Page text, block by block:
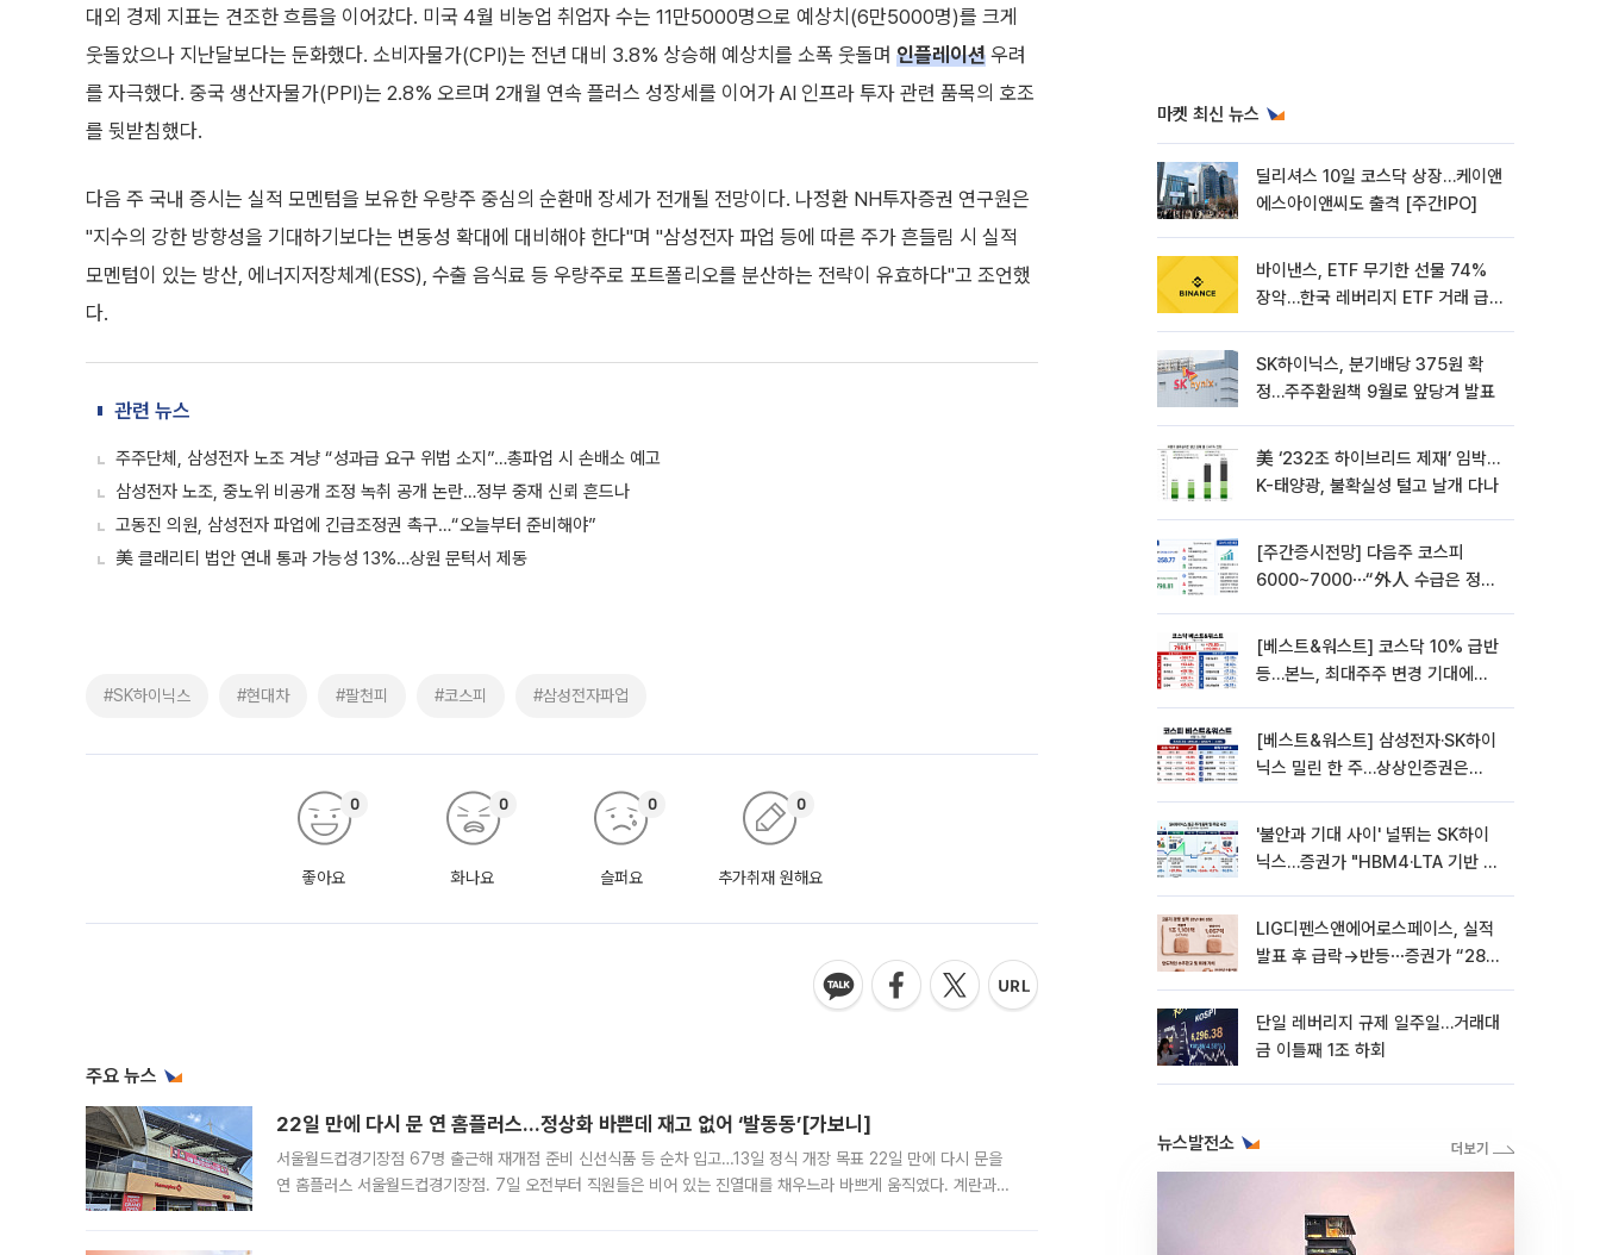
대외 경제 지표는 견조한 흐름을 이어갔다. 미국 4월 비농업 취업자 수는 11만5000명으로 예상치(6만5000명)를 크게
웃돌았으나 지난달보다는 둔화했다. 소비자물가(CPI)는 전년 대비 3.8% 상승해 예상치를 소폭 웃돌며 인플레이션 우려
를 자극했다. 중국 생산자물가(PPI)는 2.8% 오르며 2개월 연속 플러스 성장세를 이어가 AI 인프라 투자 관련 품목의 호조
를 뒷받침했다.
다음 주 국내 증시는 실적 모멘텀을 보유한 우량주 중심의 순환매 장세가 전개될 전망이다. 나정환 NH투자증권 연구원은
"지수의 강한 방향성을 기대하기보다는 변동성 확대에 대비해야 한다"며 "삼성전자 파업 등에 따른 주가 흔들림 시 실적
모멘텀이 있는 방산, 에너지저장체계(ESS), 수출 음식료 등 우량주로 포트폴리오를 분산하는 전략이 유효하다"고 조언했
다.
관련 뉴스
주주단체, 삼성전자 노조 겨냥 “성과급 요구 위법 소지”…총파업 시 손배소 예고
삼성전자 노조, 중노위 비공개 조정 녹취 공개 논란…정부 중재 신뢰 흔드나
고동진 의원, 삼성전자 파업에 긴급조정권 촉구…“오늘부터 준비해야”
美 클래리티 법안 연내 통과 가능성 13%…상원 문턱서 제동
#SK하이닉스 #현대차 #팔천피 #코스피 #삼성전자파업
좋아요
0
화나요
0
슬퍼요
0
추가취재 원해요
0
주요 뉴스
22일 만에 다시 문 연 홈플러스…정상화 바쁜데 재고 없어 ‘발동동’[가보니]
서울월드컵경기장점 67명 출근해 재개점 준비 신선식품 등 순차 입고…13일 정식 개장 목표 22일 만에 다시 문을
연 홈플러스 서울월드컵경기장점. 7일 오전부터 직원들은 비어 있는 진열대를 채우느라 바쁘게 움직였다. 계란과
마켓 최신 뉴스
딜리셔스 10일 코스닥 상장…케이앤
에스아이앤씨도 출격 [주간IPO]
바이낸스, ETF 무기한 선물 74%
장악…한국 레버리지 ETF 거래 급
SK하이닉스, 분기배당 375원 확
정…주주환원책 9월로 앞당겨 발표
美 ‘232조 하이브리드 제재’ 임박…
K-태양광, 불확실성 털고 날개 다나
[주간증시전망] 다음주 코스피
6000~7000⋯“外人 수급은 정책
[베스트&워스트] 코스닥 10% 급반
등…본느, 최대주주 변경 기대에
[베스트&워스트] 삼성전자·SK하이
닉스 밀린 한 주…상상인증권은
'불안과 기대 사이' 널뛰는 SK하이
닉스…증권가 "HBM4·LTA 기반 펀
LIG디펜스앤에어로스페이스, 실적
발표 후 급락→반등⋯증권가 “28년
단일 레버리지 규제 일주일…거래대
금 이틀째 1조 하회
뉴스발전소